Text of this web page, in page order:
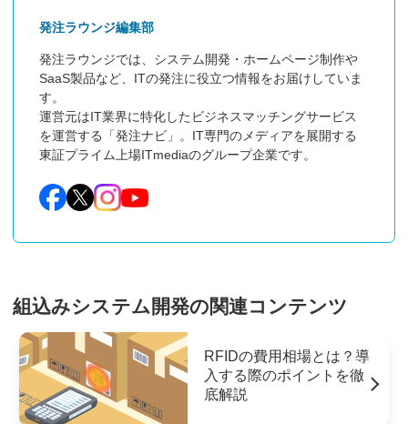
発注ラウンジ編集部
発注ラウンジでは、システム開発・ホームページ制作や
SaaS製品など、ITの発注に役立つ情報をお届けしていま
す。
運営元はIT業界に特化したビジネスマッチングサービス
を運営する「発注ナビ」。IT専門のメディアを展開する
東証プライム上場ITmediaのグループ企業です。
組込みシステム開発の関連コンテンツ
RFIDの費用相場とは？導
入する際のポイントを徹
底解説